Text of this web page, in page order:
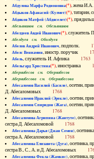
Абдулова Марфа Родионовна(*), жена
Абдыков Афанасий (Кулмет)(*),
Абдяков Матфей (Абдяселет)(*),
Абезьянинов см. Обезьянинов
Абелдеев Авдей Иванович(*),
Абелдуев см. Оболдуев
Абелов Андрей Иванович, подполк.
Абелс Вениамин, иностр. поручик
Абель, служитель И. Афлика 1763
Абельгард Христина(*), иностранка
Абернибесов см. Обернибесов
Абернибесова см. Обернибесова
Абесаломов Василий (Басиле), осетин,
Д. Абесаломовых 1768
Абесаломов Ираклий (Эрекле), осетин,
Абесаломов Спиридон (Жага), осетин,
Д. Абесаломовых 1768
Абесаломова Агрипина (Жантуте),
сестра Д. Абесаломовой 1768
Абесаломова Дарья (Джан Семен),
сестра А. Абесаломовой 1768
Абесаломова Елизавета (Дуга), осетинка,
сестра В., С., А. и Д. Абесаломовых
Абесаломова Фекла (Жамкис), осетинка,